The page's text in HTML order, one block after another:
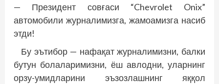
— Президент совғаси “Chevrolet Onix”
автомобили журналимизга, жамоамизга насиб
этди!
Бу эътибор — нафақат журналимизни, балки
бутун болаларимизни, ёш авлодни, уларнинг
орзу-умидларини эъзозлашнинг яққол